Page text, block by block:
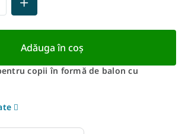
Adăuga în coş
copii în formă de balon cu